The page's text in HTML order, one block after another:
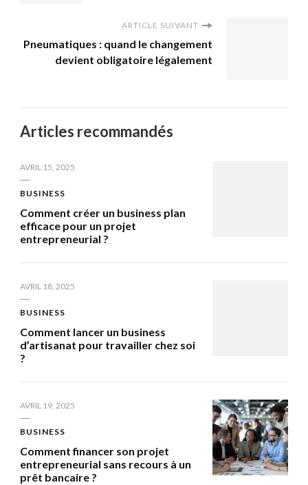
ARTICLE SUIVANT
Pneumatiques : quand le changement
devient obligatoire légalement
Articles recommandés
AVRIL 15, 2025
BUSINESS
Comment créer un business plan
efficace pour un projet
entrepreneurial ?
AVRIL 18, 2025
BUSINESS
Comment lancer un business
d’artisanat pour travailler chez soi
?
AVRIL 19, 2025
BUSINESS
Comment financer son projet
entrepreneurial sans recours à un
prêt bancaire ?